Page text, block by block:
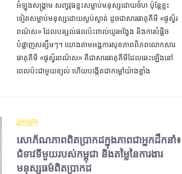
អំឡុងសង្រ្គាម សញ្វវុធខ្លះសម្លាប់មនុស្សដោយចំហ ប៉ុន្តែខ្លះ
ទៀតសម្លាប់មនុស្សដោយស្ងប់ស្ងាត់ ដូចជាសារធាតុគីមី «ផូស្វ័រ​
ពណ៌ស» ដែលបន្សល់ផលប៉ះពាល់យូរអង្វែង និងការបំផ្លិច
បំផ្លាញសន្សឹម​ៗ​​​។ យោងតាមអង្គការសុខភាពពិភពលោកសារ
ធាតុគីមី «ផូស្វ័រ​ពណ៌ស» គឺជាសារធាតុគីមីដែលឆេះឡើងនៅ
ពេលប៉ះជាមួយខ្យល់ ហើយបង្កើតជាកម្ដៅយ៉ាងខ្លាំង
ស្រាវជ្រាវ
សោភ័ណភាពពិតប្រាកដក្នុងភាពជាអ្នកដឹកនាំ៖
ជំទាវទីមួយរបស់កម្ពុជា និងតម្លៃនៃការងារ
មនុស្សធម៌ពិតប្រាកដ